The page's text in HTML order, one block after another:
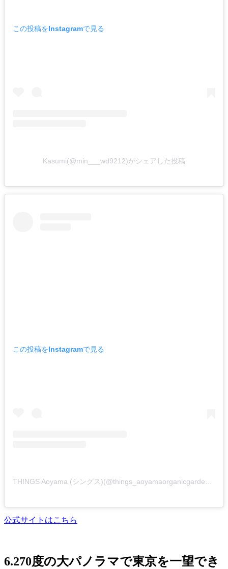
この投稿をInstagramで見る
Kasumi(@min___wd9212)がシェアした投稿
この投稿をInstagramで見る
THINGS Aoyama (シングス)(@things_aoyamaorganicgarden.dth)がシェアした投稿
公式サイトはこちら
6.270度の大パノラマで東京を一望でき